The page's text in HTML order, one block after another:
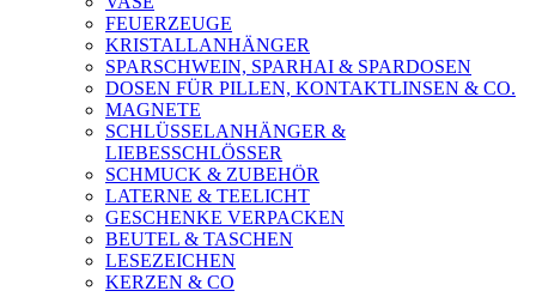
FEUERZEUGE
KRISTALLANHÄNGER
SPARSCHWEIN, SPARHAI & SPARDOSEN
DOSEN FÜR PILLEN, KONTAKTLINSEN & CO.
MAGNETE
SCHLÜSSELANHÄNGER &
LIEBESSCHLÖSSER
SCHMUCK & ZUBEHÖR
LATERNE & TEELICHT
GESCHENKE VERPACKEN
BEUTEL & TASCHEN
LESEZEICHEN
KERZEN & CO